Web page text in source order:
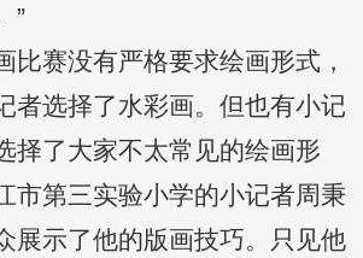
”
赛没有严格要求绘画形式，
者选择了水彩画。但也有小记
择了大家不太常见的绘画形
市第三实验小学的小记者周秉
展示了他的版画技巧。只见他